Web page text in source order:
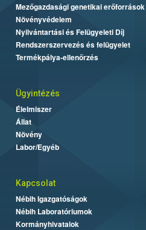
Mezőgazdasági genetikai erőforrások
Növényvédelem
Nyilvántartási és Felügyeleti Díj
Rendszerszervezés és felügyelet
Termékpálya-ellenőrzés
Ügyintézés
Élelmiszer
Állat
Növény
Labor/Egyéb
Kapcsolat
Nébih Igazgatóságok
Nébih Laboratóriumok
Kormányhivatalok